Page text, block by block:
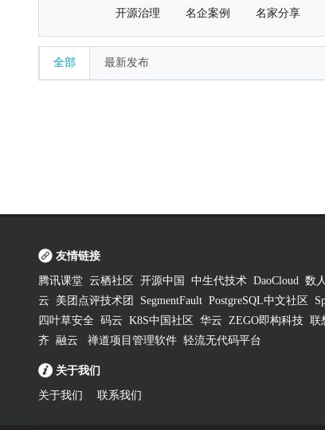
开源治理 名企案例 名家分享
全部 最新发布
友情链接
腾讯课堂 云栖社区 开源中国 中生代技术 DaoCloud 数
云
美团点评技术团 SegmentFault PostgreSQL中文社区
四叶草安全 码云 K8S中国社区 华云 ZEGO即构科技 联
齐 融云 禅道项目管理软件 轻流无代码平台
关于我们
关于我们 联系我们